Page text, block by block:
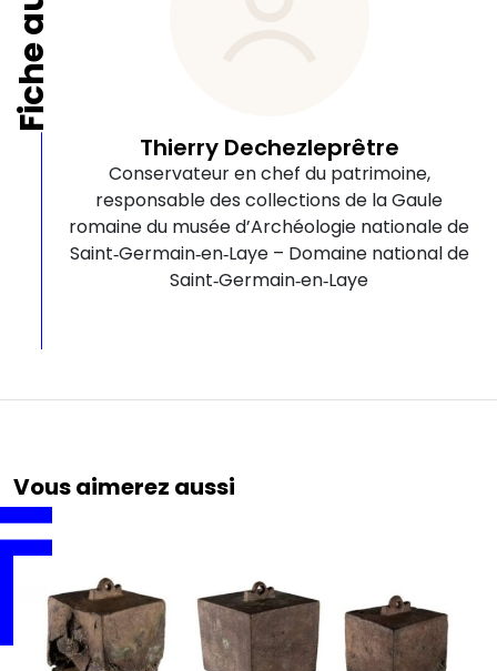
Thierry Dechezleprêtre
Conservateur en chef du patrimoine,
responsable des collections de la Gaule
romaine du musée d’Archéologie nationale de
Saint‑Germain‑en‑Laye – Domaine national de
Saint‑Germain‑en‑Laye
Vous aimerez aussi